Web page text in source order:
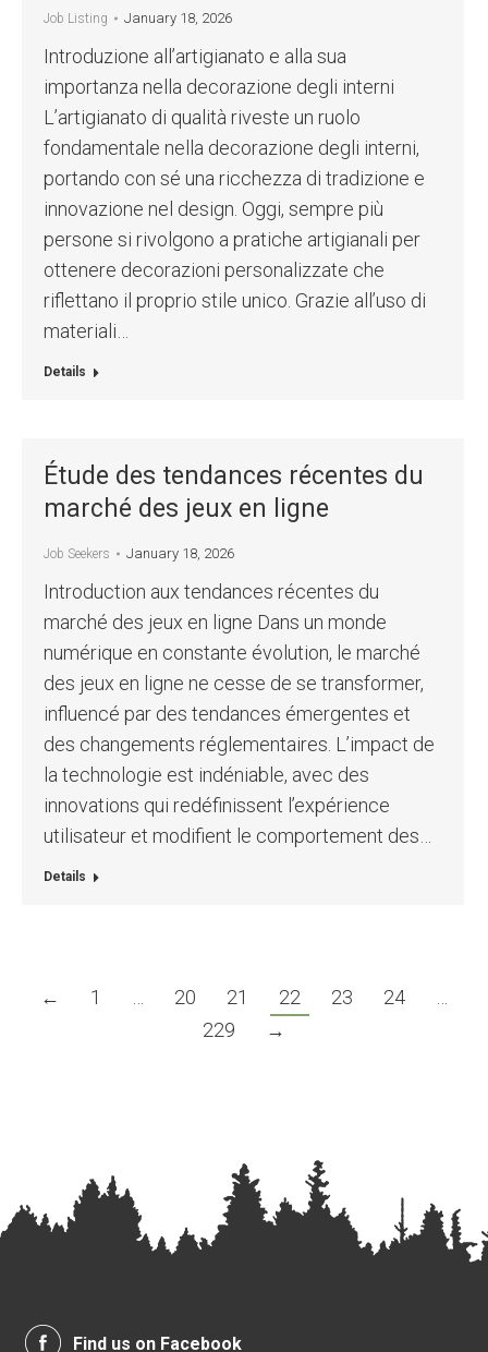
Job Listing January 18, 2026
Introduzione all’artigianato e alla sua
importanza nella decorazione degli interni
L’artigianato di qualità riveste un ruolo
fondamentale nella decorazione degli interni,
portando con sé una ricchezza di tradizione e
innovazione nel design. Oggi, sempre più
persone si rivolgono a pratiche artigianali per
ottenere decorazioni personalizzate che
riflettano il proprio stile unico. Grazie all’uso di
materiali…
Details
Étude des tendances récentes du
marché des jeux en ligne
Job Seekers January 18, 2026
Introduction aux tendances récentes du
marché des jeux en ligne Dans un monde
numérique en constante évolution, le marché
des jeux en ligne ne cesse de se transformer,
influencé par des tendances émergentes et
des changements réglementaires. L’impact de
la technologie est indéniable, avec des
innovations qui redéfinissent l’expérience
utilisateur et modifient le comportement des…
Details
← 1 … 20 21 22 23 24
…
229
→
Find us on Facebook